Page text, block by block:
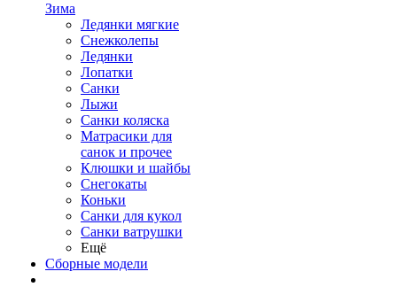
Зима
Ледянки мягкие
Снежколепы
Ледянки
Лопатки
Санки
Лыжи
Санки коляска
Матрасики для
санок и прочее
Клюшки и шайбы
Снегокаты
Коньки
Санки для кукол
Санки ватрушки
Ещё
Сборные модели